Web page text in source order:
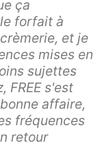
ça
forfait à
et je
mises en
sujettes
FREE s'est
affaire,
fréquences
retour